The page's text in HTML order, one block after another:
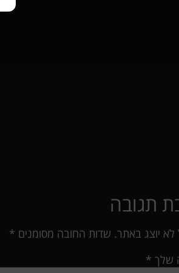
תגובה
לא יוצג באתר. שדות החובה מסומנים *
שלך *